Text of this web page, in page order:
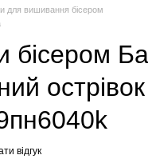
для вишивання бісером
бісером
відгук